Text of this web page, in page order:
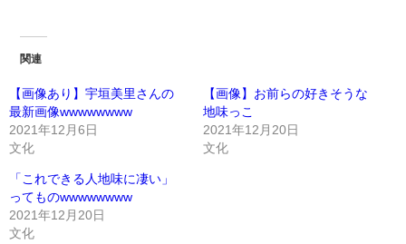
関連
【画像あり】宇垣美里さんの
最新画像wwwwwwww
2021年12月6日
文化
【画像】お前らの好きそうな
地味っこ
2021年12月20日
文化
「これできる人地味に凄い」
ってものwwwwwwww
2021年12月20日
文化